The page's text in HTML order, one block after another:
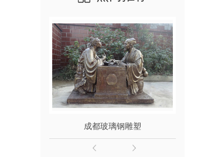
成都玻璃钢雕塑